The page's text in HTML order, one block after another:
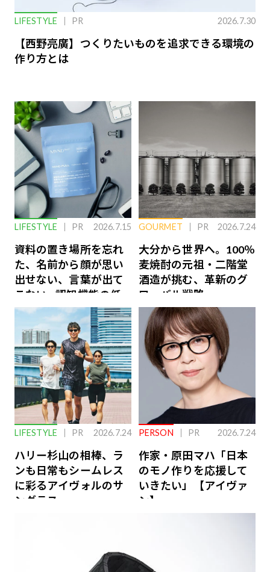
LIFESTYLE PR 2026.7.30
【西野亮廣】つくりたいものを追求できる環境の
作り方とは
LIFESTYLE PR 2026.7.15
資料の置き場所を忘れ
た、名前から顔が思い
出せない、言葉が出て
こない…認知機能の低
下を救う、脳のインナ
ーケアとは
GOURMET PR 2026.7.24
大分から世界へ。100％
麦焼酎の元祖・二階堂
酒造が挑む、革新のグ
ローバル戦略
LIFESTYLE PR 2026.7.24
ハリー杉山の相棒、ラ
ンも日常もシームレス
に彩るアイヴォルのサ
ングラス
PERSON PR 2026.7.24
作家・原田マハ「日本
のモノ作りを応援して
いきたい」【アイヴァ
ン】